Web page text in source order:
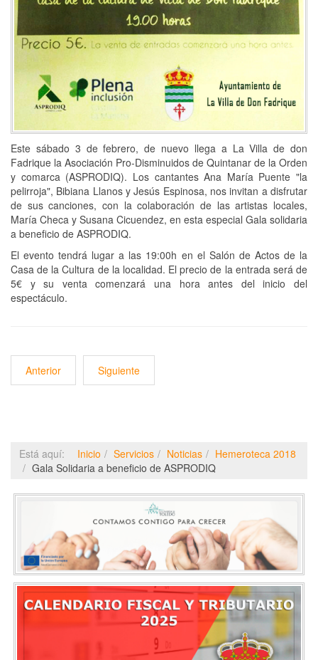
Este sábado 3 de febrero, de nuevo llega a La Villa de don
Fadrique la Asociación Pro-Disminuidos de Quintanar de la Orden
y comarca (ASPRODIQ). Los cantantes Ana María Puente "la
pelirroja", Bibiana Llanos y Jesús Espinosa, nos invitan a disfrutar
de sus canciones, con la colaboración de las artistas locales,
María Checa y Susana Cicuendez, en esta especial Gala solidaria
a beneficio de ASPRODIQ.
El evento tendrá lugar a las 19:00h en el Salón de Actos de la
Casa de la Cultura de la localidad. El precio de la entrada será de
5€ y su venta comenzará una hora antes del inicio del
espectáculo.
Anterior Siguiente
Está aquí: Inicio Servicios Noticias
Hemeroteca 2018
Gala Solidaria a beneficio de ASPRODIQ